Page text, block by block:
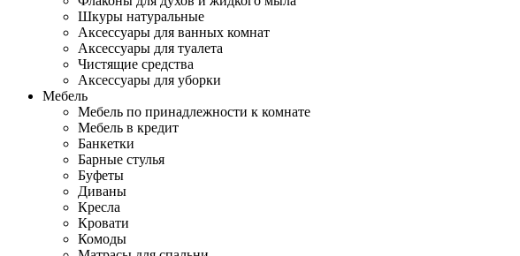
Шкуры натуральные
Аксессуары для ванных комнат
Аксессуары для туалета
Чистящие средства
Аксессуары для уборки
Мебель
Мебель по принадлежности к комнате
Мебель в кредит
Банкетки
Барные стулья
Буфеты
Диваны
Кресла
Кровати
Комоды